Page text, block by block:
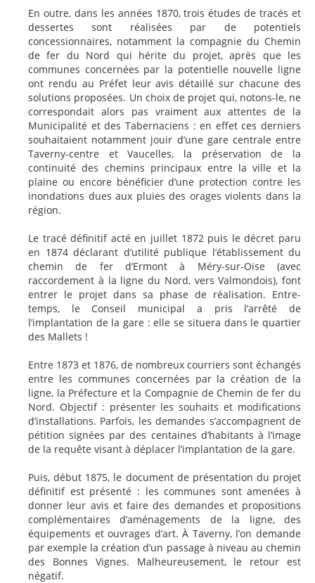
En outre, dans les années 1870, trois études de tracés et
dessertes sont réalisées par de potentiels
concessionnaires, notamment la compagnie du Chemin
de fer du Nord qui hérite du projet, après que les
communes concernées par la potentielle nouvelle ligne
ont rendu au Préfet leur avis détaillé sur chacune des
solutions proposées. Un choix de projet qui, notons-le, ne
correspondait alors pas vraiment aux attentes de la
Municipalité et des Tabernaciens : en effet ces derniers
souhaitaient notamment jouir d’une gare centrale entre
Taverny-centre et Vaucelles, la préservation de la
continuité des chemins principaux entre la ville et la
plaine ou encore bénéficier d’une protection contre les
inondations dues aux pluies des orages violents dans la
région.
Le tracé définitif acté en juillet 1872 puis le décret paru
en 1874 déclarant d’utilité publique l’établissement du
chemin de fer d’Ermont à Méry-sur-Oise (avec
raccordement à la ligne du Nord, vers Valmondois), font
entrer le projet dans sa phase de réalisation. Entre-
temps, le Conseil municipal a pris l’arrêté de
l’implantation de la gare : elle se situera dans le quartier
des Mallets !
Entre 1873 et 1876, de nombreux courriers sont échangés
entre les communes concernées par la création de la
ligne, la Préfecture et la Compagnie de Chemin de fer du
Nord. Objectif : présenter les souhaits et modifications
d’installations. Parfois, les demandes s’accompagnent de
pétition signées par des centaines d’habitants à l’image
de la requête visant à déplacer l’implantation de la gare.
Puis, début 1875, le document de présentation du projet
définitif est présenté : les communes sont amenées à
donner leur avis et faire des demandes et propositions
complémentaires d’aménagements de la ligne, des
équipements et ouvrages d’art. À Taverny, l’on demande
par exemple la création d’un passage à niveau au chemin
des Bonnes Vignes. Malheureusement, le retour est
négatif.